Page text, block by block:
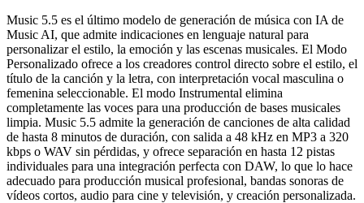
Music 5.5 es el último modelo de generación de música con IA de
Music AI, que admite indicaciones en lenguaje natural para
personalizar el estilo, la emoción y las escenas musicales. El Modo
Personalizado ofrece a los creadores control directo sobre el estilo, el
título de la canción y la letra, con interpretación vocal masculina o
femenina seleccionable. El modo Instrumental elimina
completamente las voces para una producción de bases musicales
limpia. Music 5.5 admite la generación de canciones de alta calidad
de hasta 8 minutos de duración, con salida a 48 kHz en MP3 a 320
kbps o WAV sin pérdidas, y ofrece separación en hasta 12 pistas
individuales para una integración perfecta con DAW, lo que lo hace
adecuado para producción musical profesional, bandas sonoras de
vídeos cortos, audio para cine y televisión, y creación personalizada.